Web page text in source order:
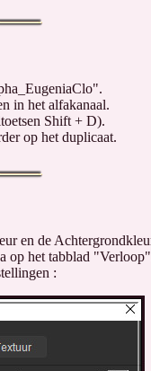
in het alfakanaal.
Shift + D).
op het duplicaat.
en de
op het tabblad
: